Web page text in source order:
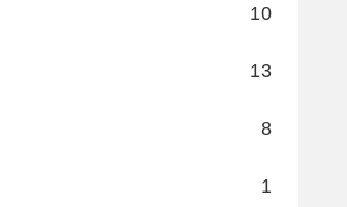
10
13
8
1